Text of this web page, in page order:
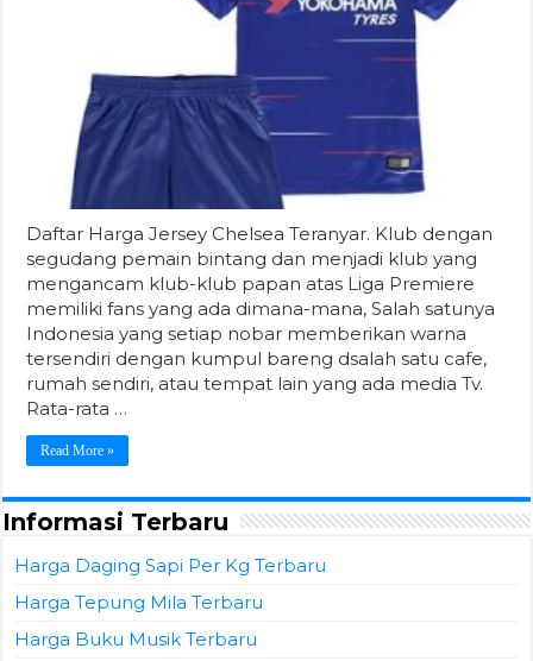
Daftar Harga Jersey Chelsea Teranyar. Klub dengan
segudang pemain bintang dan menjadi klub yang
mengancam klub-klub papan atas Liga Premiere
memiliki fans yang ada dimana-mana, Salah satunya
Indonesia yang setiap nobar memberikan warna
tersendiri dengan kumpul bareng dsalah satu cafe,
rumah sendiri, atau tempat lain yang ada media Tv.
Rata-rata …
Read More »
Informasi Terbaru
Harga Daging Sapi Per Kg Terbaru
Harga Tepung Mila Terbaru
Harga Buku Musik Terbaru